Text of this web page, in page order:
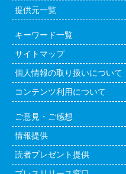
提供元一覧
キーワード一覧
サイトマップ
個人情報の取り扱いについて
コンテンツ利用について
ご意見・ご感想
情報提供
読者プレゼント提供